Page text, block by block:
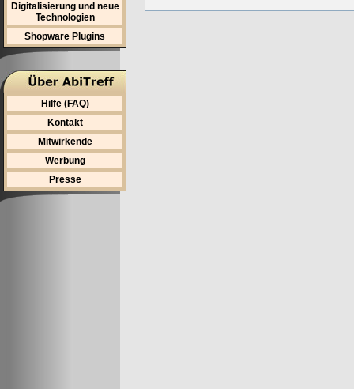
Digitalisierung und neue
Technologien
Shopware Plugins
Hilfe (FAQ)
Kontakt
Mitwirkende
Werbung
Presse